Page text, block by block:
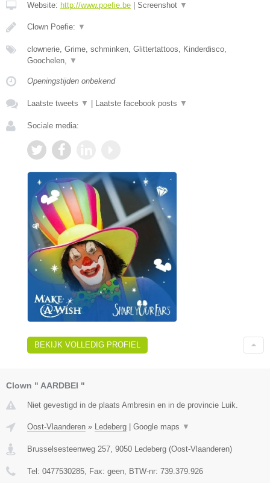
Website: http://www.poefie.be Screenshot ▼
Clown Poefie: ▼
clownerie, Grime, schminken, Glittertattoos, Kinderdisco,
Goochelen, ▼
Openingstijden onbekend
Laatste tweets ▼ Laatste facebook posts ▼
Sociale media:
BEKIJK VOLLEDIG PROFIEL
Clown " AARDBEI "
Niet gevestigd in de plaats Ambresin en in de provincie Luik.
Oost-Vlaanderen » Ledeberg Google maps ▼
Brusselsesteenweg 257, 9050 Ledeberg (Oost-Vlaanderen)
Tel: 0477530285, Fax: geen, BTW-nr: 739.379.926